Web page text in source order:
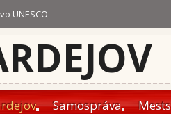
UNESCO
Samospráva